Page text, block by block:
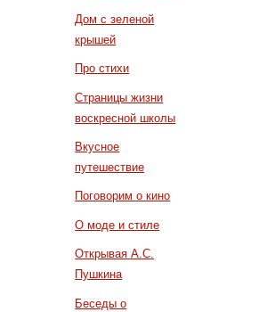
Дом с зеленой
крышей
Про стихи
Страницы жизни
воскресной школы
Вкусное
путешествие
Поговорим о кино
О моде и стиле
Открывая А.С.
Пушкина
Беседы о